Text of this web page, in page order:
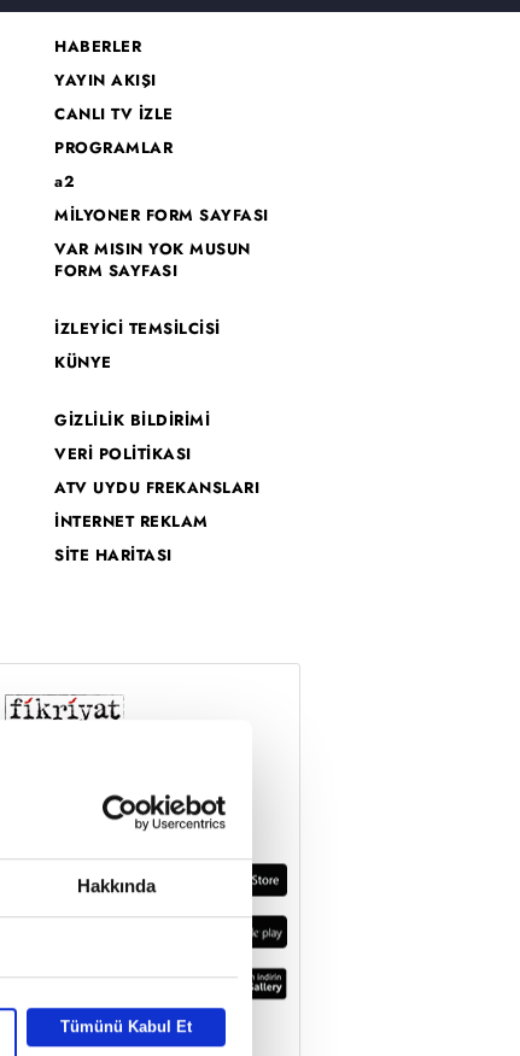
Hakkında
Tümünü Kabul Et
HABERLER
YAYIN AKIŞI
CANLI TV İZLE
PROGRAMLAR
a2
MİLYONER FORM SAYFASI
VAR MISIN YOK MUSUN
FORM SAYFASI
İZLEYİCİ TEMSİLCİSİ
KÜNYE
GİZLİLİK BİLDİRİMİ
VERİ POLİTİKASI
ATV UYDU FREKANSLARI
İNTERNET REKLAM
SİTE HARİTASI